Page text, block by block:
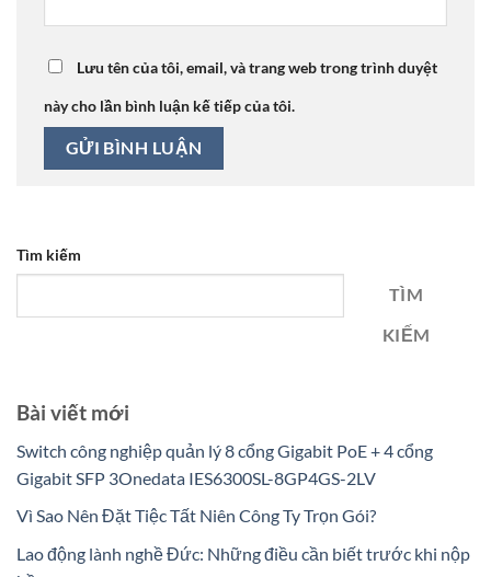
Lưu tên của tôi, email, và trang web trong trình duyệt
này cho lần bình luận kế tiếp của tôi.
Tìm kiếm
TÌM
KIẾM
Bài viết mới
Switch công nghiệp quản lý 8 cổng Gigabit PoE + 4 cổng
Gigabit SFP 3Onedata IES6300SL-8GP4GS-2LV
Vì Sao Nên Đặt Tiệc Tất Niên Công Ty Trọn Gói?
Lao động lành nghề Đức: Những điều cần biết trước khi nộp